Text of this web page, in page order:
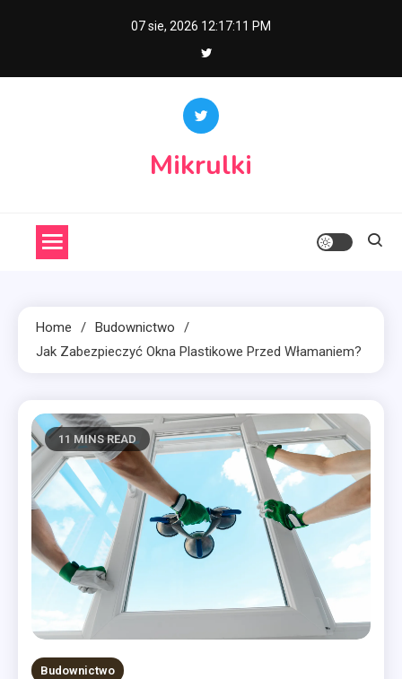
07 sie, 2026 12:17:12 PM
Mikrulki
Home
Budownictwo
Jak Zabezpieczyć Okna Plastikowe Przed Włamaniem?
11 MINS READ
Budownictwo